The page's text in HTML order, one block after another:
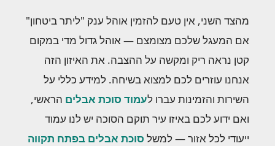
מהצד השני, אין טעם להזמין אוהל ענק "ליתר ביטחון"
אם המעגל שלכם מצומצם — אוהל גדול מדי במקום
קטן נראה ריק ומקשה על ההצבה. את האיזון הזה
אנחנו עוזרים לכם למצוא בשיחה. למידע כללי על
השירות והזמינות עברו לעמוד סוכת אבלים הראשי,
ואם ידוע לכם באיזו עיר תוקם הסוכה יש לנו עמוד
ייעודי לכל אזור — למשל סוכת אבלים בפתח תקווה